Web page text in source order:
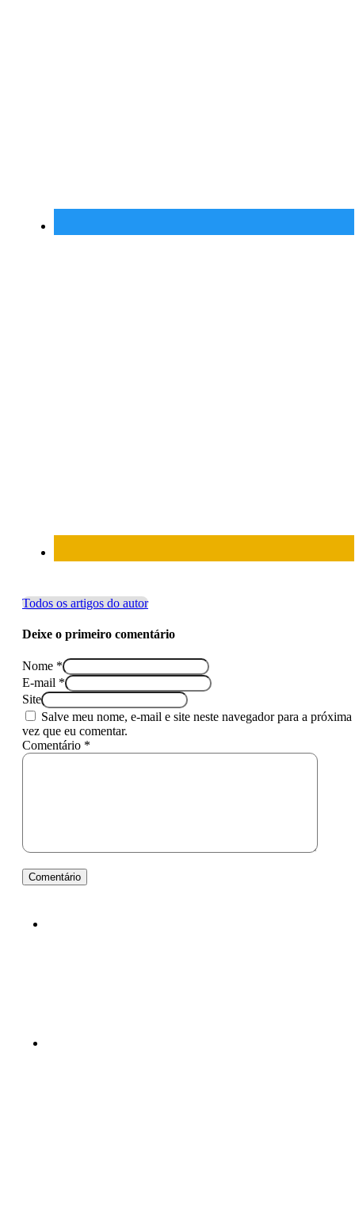
Todos os artigos do autor
Deixe o primeiro comentário
Nome *
E-mail *
Site
Salve meu nome, e-mail e site neste navegador para a próxima
vez que eu comentar.
Comentário *